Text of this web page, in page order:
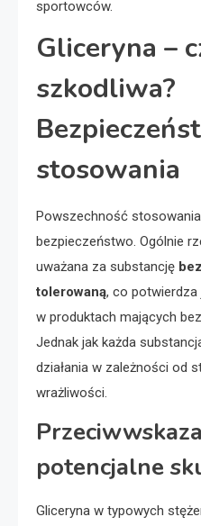
sportowców.
Gliceryna –
szkodliwa?
stosowania
Powszechność
bezpieczeństwo. Ogólnie
uważana za substancję
tolerowaną, co
w produktach mających
Jednak jak każda
działania w zależności od
wrażliwości.
potencjalne
Gliceryna w typowych